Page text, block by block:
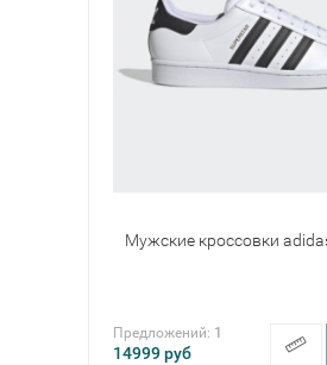
Мужские кроссовки
Предложений: 1
14999руб